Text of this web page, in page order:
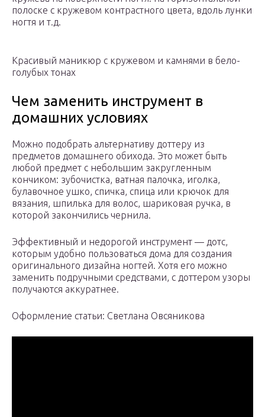
полоске с кружевом контрастного цвета, вдоль лунки
ногтя и т.д.
Красивый маникюр с кружевом и камнями в бело-
голубых тонах
Чем заменить инструмент в
домашних условиях
Можно подобрать альтернативу доттеру из
предметов домашнего обихода. Это может быть
любой предмет с небольшим закругленным
кончиком: зубочистка, ватная палочка, иголка,
булавочное ушко, спичка, спица или крючок для
вязания, шпилька для волос, шариковая ручка, в
которой закончились чернила.
Эффективный и недорогой инструмент — дотс,
которым удобно пользоваться дома для создания
оригинального дизайна ногтей. Хотя его можно
заменить подручными средствами, с доттером узоры
получаются аккуратнее.
Оформление статьи: Светлана Овсяникова